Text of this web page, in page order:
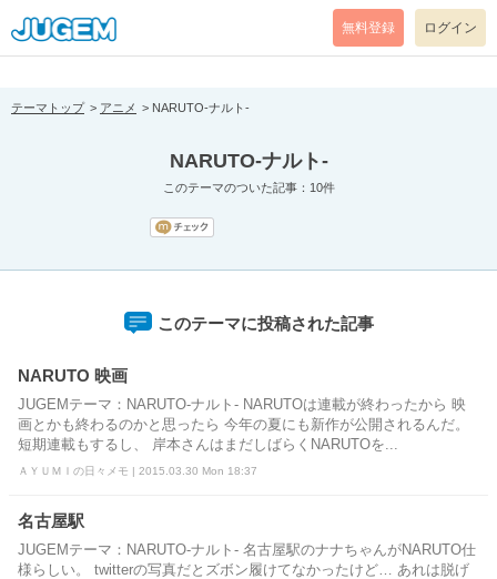
[pear_error: message="Success" code=0 mode=return level=notice
prefix="" info=""]
無料登録 ログイン
テーマトップ アニメ NARUTO-ナルト-
NARUTO-ナルト-
このテーマのついた記事：10件
このテーマに投稿された記事
NARUTO 映画
JUGEMテーマ：NARUTO-ナルト- NARUTOは連載が終わったから 映
画とかも終わるのかと思ったら 今年の夏にも新作が公開されるんだ。
短期連載もするし、 岸本さんはまだしばらくNARUTOを...
ＡＹＵＭＩの日々メモ | 2015.03.30 Mon 18:37
名古屋駅
JUGEMテーマ：NARUTO-ナルト- 名古屋駅のナナちゃんがNARUTO仕
様らしい。 twitterの写真だとズボン履けてなかったけど… あれは脱げ